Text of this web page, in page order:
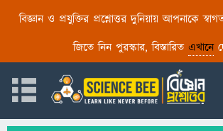
বিজ্ঞান ও প্রযুক্তির প্রশ্নোত্তর দুনিয়ায় আপনাকে
জিতে নিন পুরস্কার, বিস্তারিত এখানে